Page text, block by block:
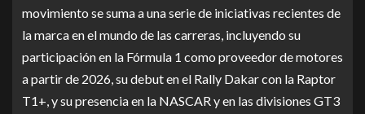
movimiento se suma a una serie de iniciativas recientes de
la marca en el mundo de las carreras, incluyendo su
participación en la Fórmula 1 como proveedor de motores
a partir de 2026, su debut en el Rally Dakar con la Raptor
T1+, y su presencia en la NASCAR y en las divisiones GT3